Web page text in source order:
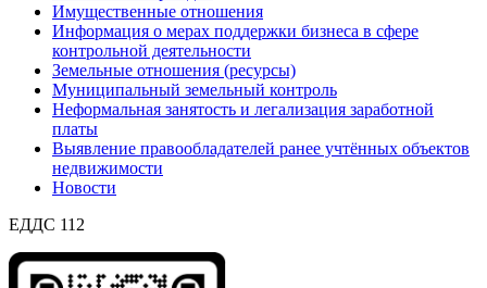
Имущественные отношения
Информация о мерах поддержки бизнеса в сфере
контрольной деятельности
Земельные отношения (ресурсы)
Муниципальный земельный контроль
Неформальная занятость и легализация заработной
платы
Выявление правообладателей ранее учтённых объектов
недвижимости
Новости
ЕДДС 112